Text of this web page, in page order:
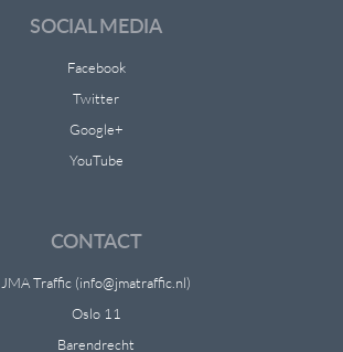
SOCIAL MEDIA
Facebook
Twitter
Google+
YouTube
CONTACT
JMA Traffic (info@jmatraffic.nl)
Oslo 11
Barendrecht